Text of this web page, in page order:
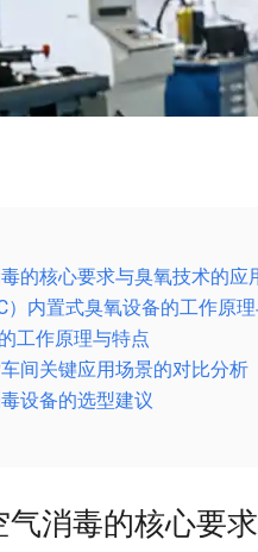
的核心要求与臭氧技术的应
）内置式臭氧设备的工作原
工作原理与特点
间关键应用场景的对比分析
设备的选型建议
气消毒的核心要